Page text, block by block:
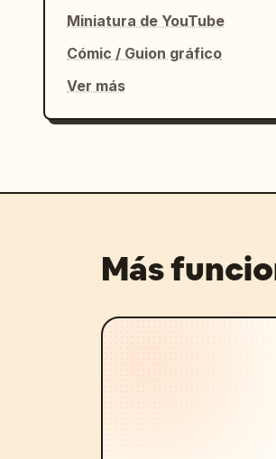
Miniatura de YouTube
Cómic / Guion gráfico
Ver más
Más